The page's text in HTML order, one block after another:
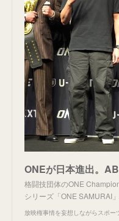
ONEが日本進出。
格闘技団体のONE
シリーズ「ONE SAMURAI
放映権事情を妄想しながらスポー